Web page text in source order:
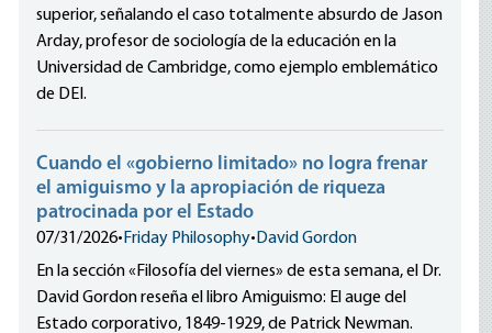
superior, señalando el caso totalmente absurdo de Jason
Arday, profesor de sociología de la educación en la
Universidad de Cambridge, como ejemplo emblemático
de DEI.
Cuando el «gobierno limitado» no logra frenar
el amiguismo y la apropiación de riqueza
patrocinada por el Estado
07/31/2026• Friday Philosophy• David Gordon
En la sección «Filosofía del viernes» de esta semana, el Dr.
David Gordon reseña el libro Amiguismo: El auge del
Estado corporativo, 1849-1929, de Patrick Newman.